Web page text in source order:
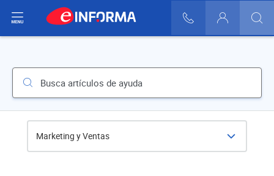
Busca artículos de ayuda
Marketing y Ventas